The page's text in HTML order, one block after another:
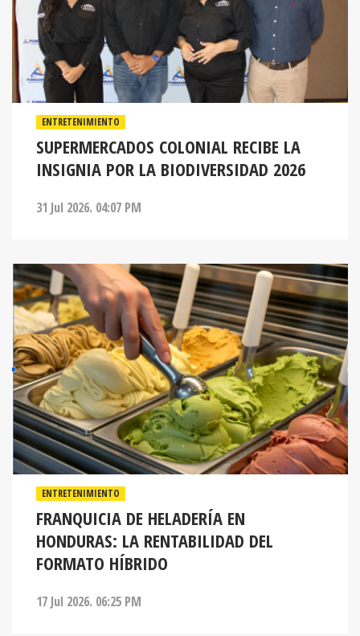
ENTRETENIMIENTO
SUPERMERCADOS COLONIAL RECIBE LA
INSIGNIA POR LA BIODIVERSIDAD 2026
31 Jul 2026. 04:07 PM
ENTRETENIMIENTO
FRANQUICIA DE HELADERÍA EN
HONDURAS: LA RENTABILIDAD DEL
FORMATO HÍBRIDO
17 Jul 2026. 06:25 PM